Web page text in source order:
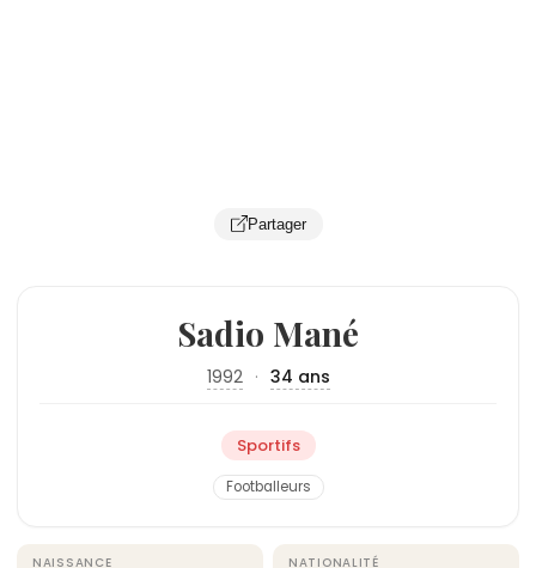
Partager
Sadio Mané
1992 · 34 ans
Sportifs
Footballeurs
NAISSANCE NATIONALITÉ